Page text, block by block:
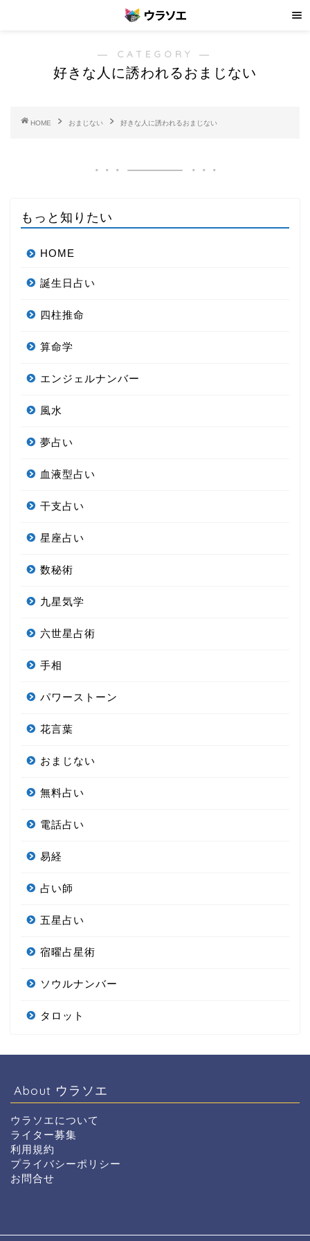
― CATEGORY ―
好きな人に誘われるおまじない
HOME おまじない 好きな人に誘われるおまじない
もっと知りたい
HOME
誕生日占い
四柱推命
算命学
エンジェルナンバー
風水
夢占い
血液型占い
干支占い
星座占い
数秘術
九星気学
六世星占術
手相
パワーストーン
花言葉
おまじない
無料占い
電話占い
易経
占い師
五星占い
宿曜占星術
ソウルナンバー
タロット
About ウラソエ
ウラソエについて
ライター募集
利用規約
プライバシーポリシー
お問合せ